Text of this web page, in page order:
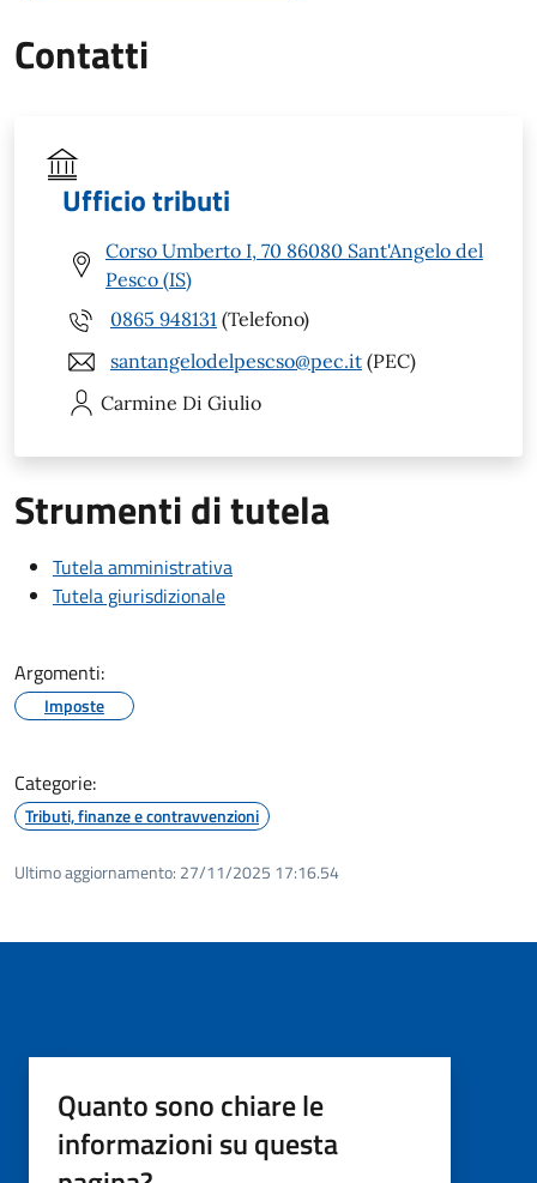
Contatti
Ufficio tributi
Corso Umberto I, 70 86080 Sant'Angelo del
Pesco (IS)
0865 948131 (Telefono)
santangelodelpescso@pec.it (PEC)
Carmine Di Giulio
Strumenti di tutela
Tutela amministrativa
Tutela giurisdizionale
Argomenti:
Imposte
Categorie:
Tributi, finanze e contravvenzioni
Ultimo aggiornamento: 27/11/2025 17:16.54
Quanto sono chiare le
informazioni su questa